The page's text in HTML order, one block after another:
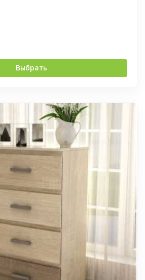
Выбрать